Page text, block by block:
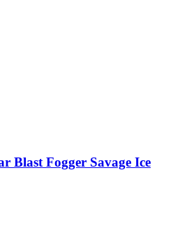
Blast Fogger Savage Ice